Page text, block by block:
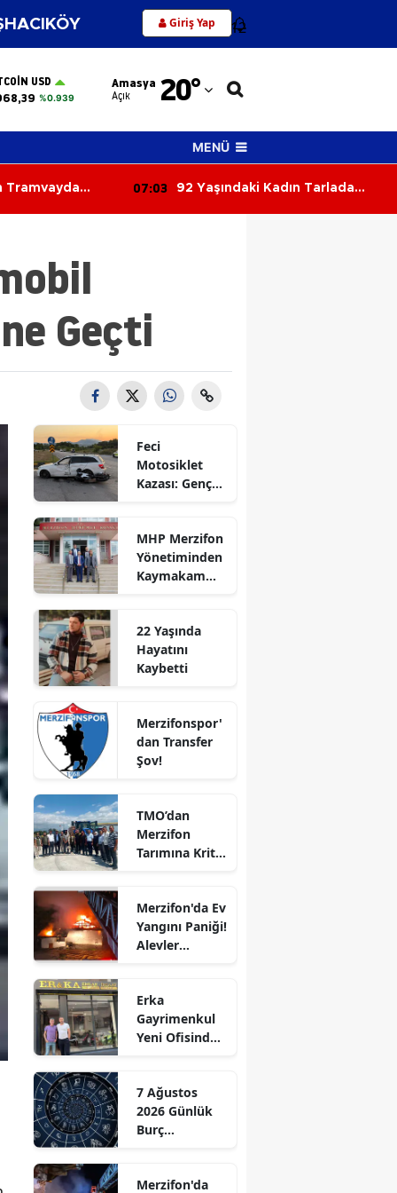
Giriş Yap 12
USD
%0.939
Amasya
Açık 20°
Adana
Adıyaman
Ağrı
Amasya
Aydın
Balıkesir
Bilecik
Bingöl
Bitlis
Burdur
Çanakkale
Çankırı
Denizli
Edirne
Elazığ
Erzurum
Gaziantep
Giresun
Hakkari
Isparta
MENÜ
Tramvayda
07:03
92 Yaşındaki Kadın Tarlada
Geçti
Feci
Motosiklet
Kazası: Genç
Kaybetti
MHP Merzifon
Yönetiminden
Kaymakam
Ziyaret
22 Yaşında
Hayatını
Kaybetti
Merzifonspor'
dan Transfer
Şov!
TMO’dan
Merzifon
Tarımına Kritik
Merzifon'da Ev
Yangını Paniği!
Alevler
Alındı
Erka
Gayrimenkul
Yeni Ofisinde
“Gayrimenkul
Almak İçin
Doğru Zaman”
7 Ağustos
2026 Günlük
Burç
Sürprizler,
Merzifon'da